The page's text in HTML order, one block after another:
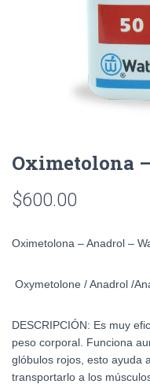
Oximetolona
$600.00
Oximetolona – Anadrol –
Oxymetolone / Anadrol /
DESCRIPCIÓN: Es muy
peso corporal. Funciona
glóbulos rojos, esto ayuda
transportarlo a los